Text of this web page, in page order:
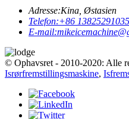
Adresse:Kina, Østasien
Telefon:+86 13825291035
E-mail:
© Ophavsret - 2010-2020: Alle
Isrørfremstillingsmaskine,